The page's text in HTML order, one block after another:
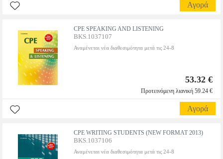
Αγορά
CPE SPEAKING AND LISTENING
BKS.1037107
Αναμένεται νέα διαθεσιμότητα μετά τις 24-8
53.32 €
Προτεινόμενη λιανική 59.24 €
Αγορά
CPE WRITING STUDENTS (NEW FORMAT 2013)
BKS.1037106
Αναμένεται νέα διαθεσιμότητα μετά τις 24-8